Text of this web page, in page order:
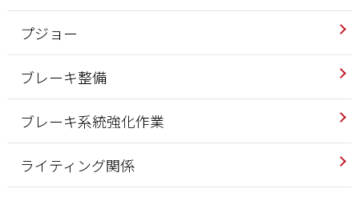
プジョー
ブレーキ整備
ブレーキ系統強化作業
ライティング関係